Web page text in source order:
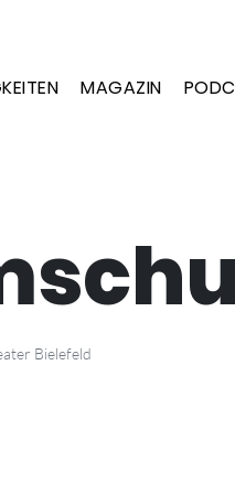
MAGAZIN
Bielefeld